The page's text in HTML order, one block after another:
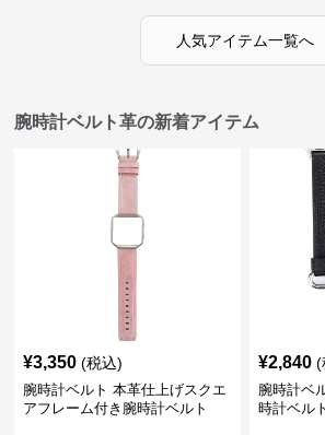
人気アイテム一覧へ
腕時計ベルト革の新着アイテム
¥3,350 (税込)
腕時計ベルト 本革仕上げスクエ
アフレーム付き腕時計ベルト
¥2,840 (
腕時計ベ
時計ベルト